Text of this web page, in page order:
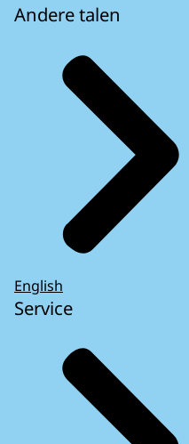
Andere talen
English
Service